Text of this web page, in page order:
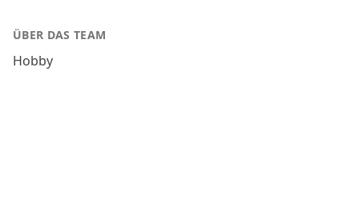
ÜBER DAS TEAM
Hobby